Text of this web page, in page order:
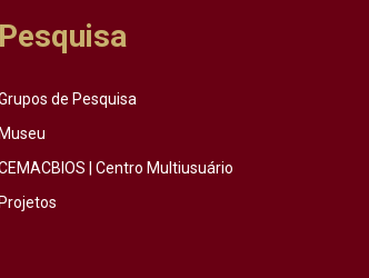
Pesquisa
de Pesquisa
Museu
| Centro Multiusuário
Projetos